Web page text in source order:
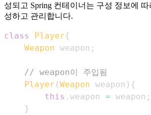
성되고 Spring 컨테이너는 구성 정보에 따
성하고 관리합니다.
class Player{
Weapon weapon ;
// weapon이 주입됨
Player (Weapon weapon ) {
this . weapon = weapon ;
}